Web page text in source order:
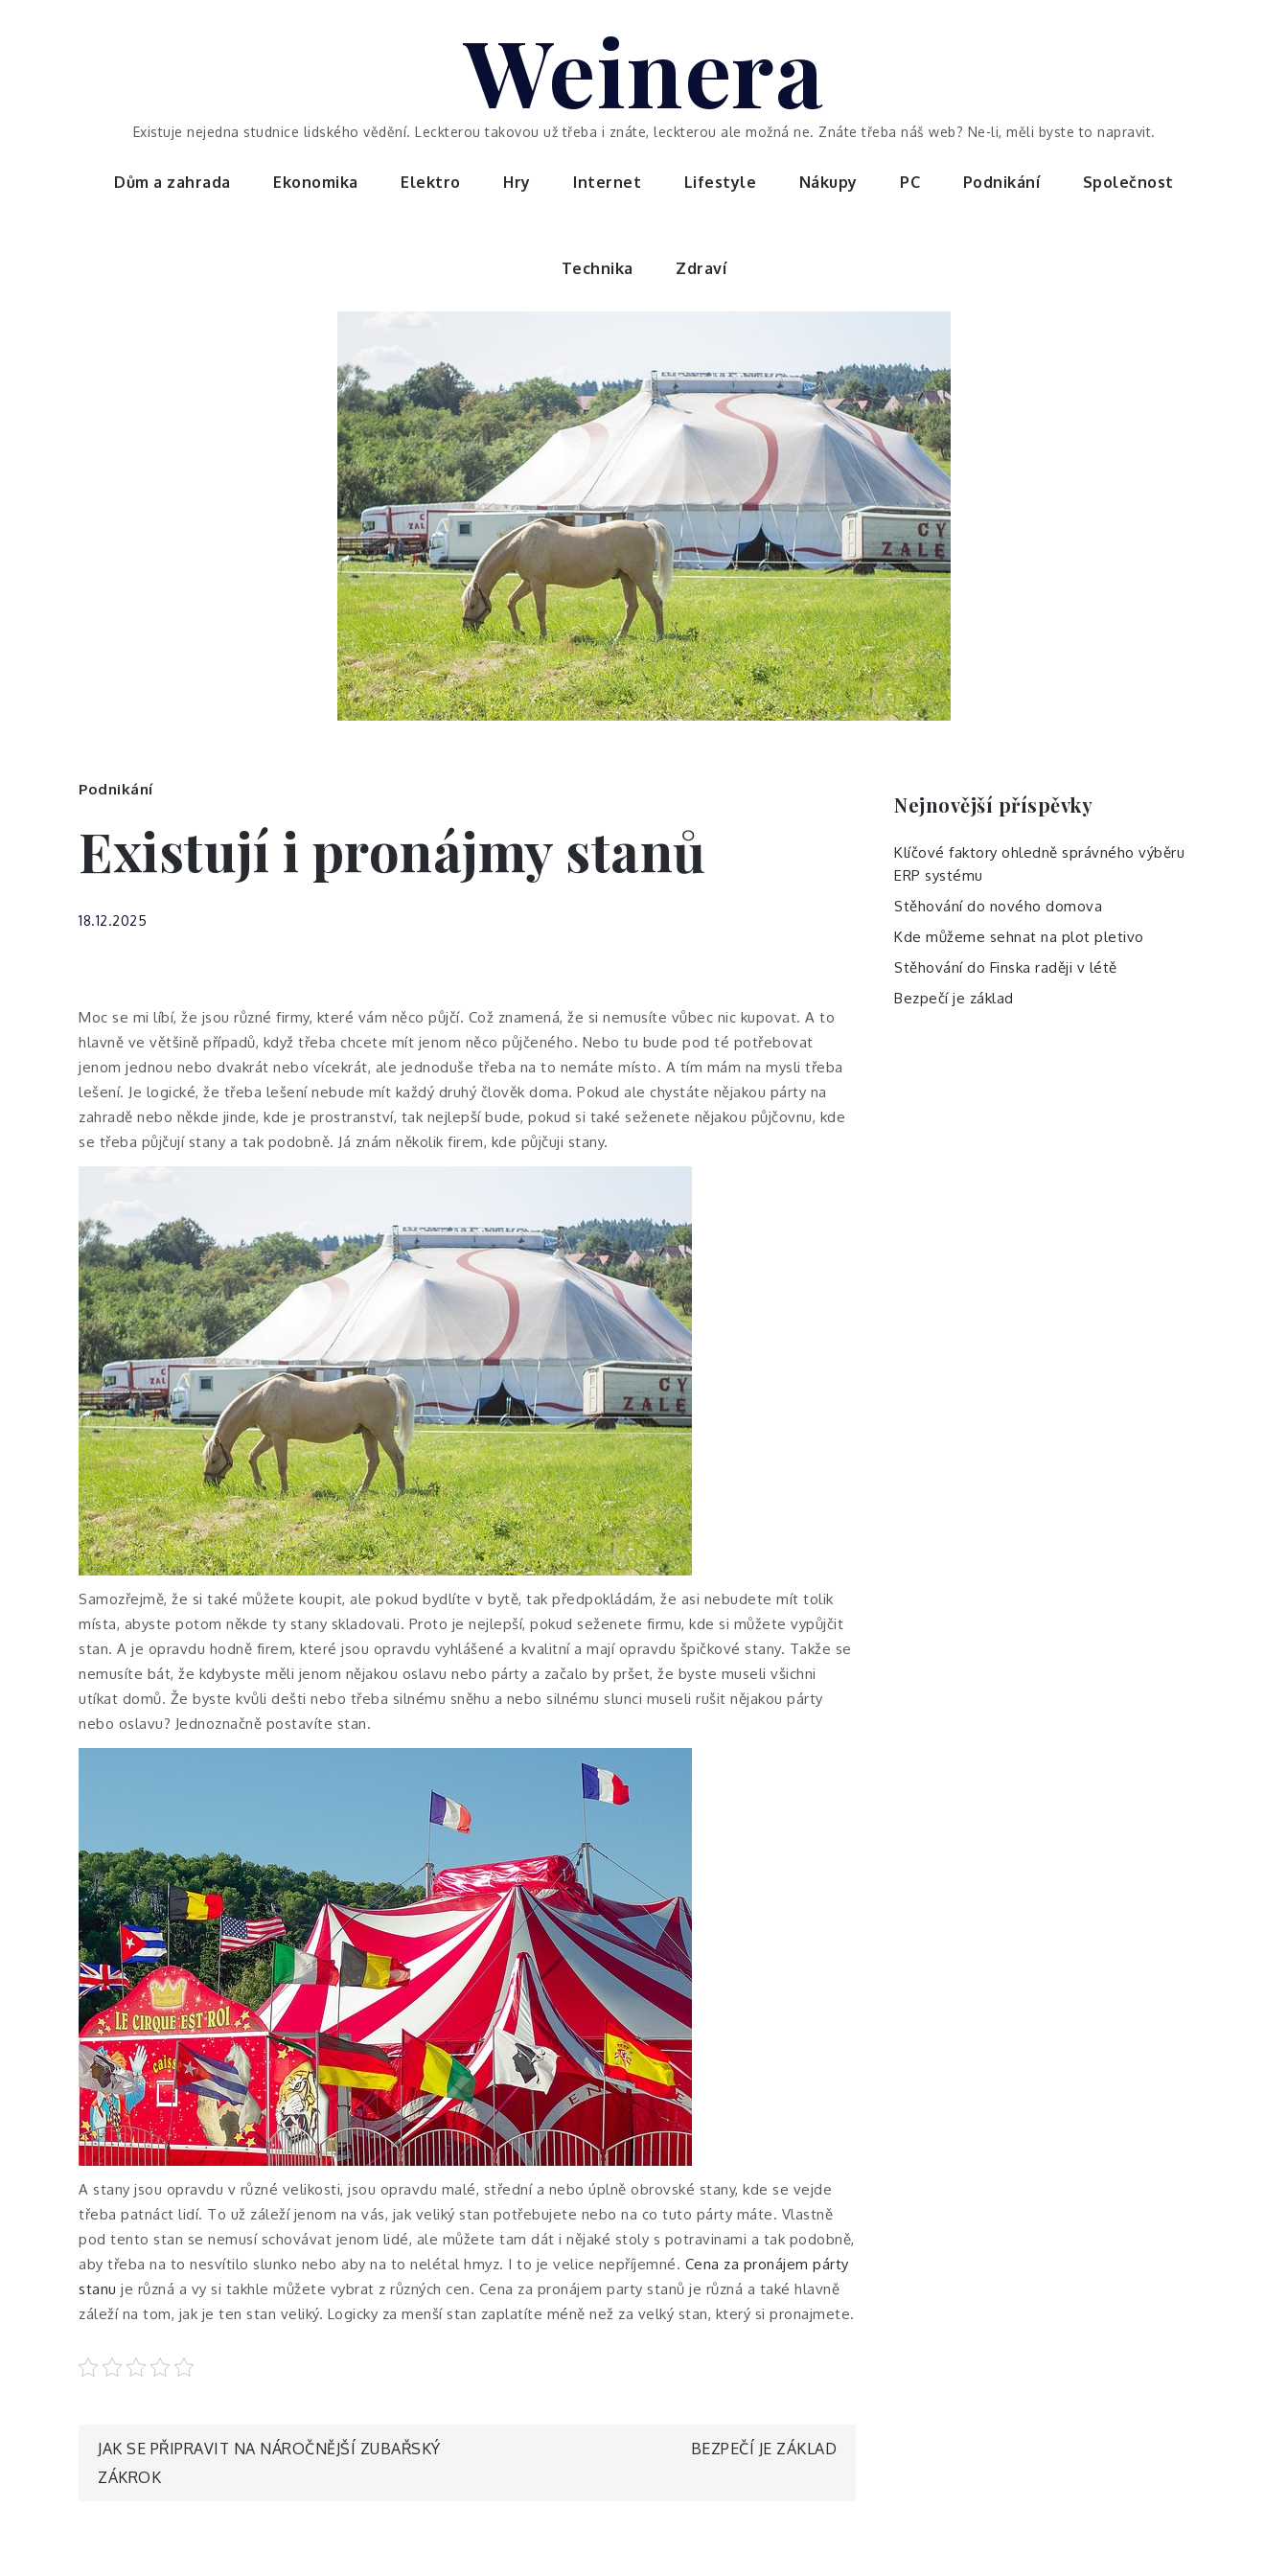
Weinera
Existuje nejedna studnice lidského vědění. Leckterou takovou už třeba i znáte, leckterou ale možná ne. Znáte třeba náš web? Ne-li, měli byste to napravit.
Dům a zahrada Ekonomika Elektro Hry Internet Lifestyle Nákupy PC Podnikání Společnost
Technika Zdraví
Podnikání
Existují i pronájmy stanů
18.12.2025
Moc se mi líbí, že jsou různé firmy, které vám něco půjčí. Což znamená, že si nemusíte vůbec nic kupovat. A to
hlavně ve většině případů, když třeba chcete mít jenom něco půjčeného. Nebo tu bude pod té potřebovat
jenom jednou nebo dvakrát nebo vícekrát, ale jednoduše třeba na to nemáte místo. A tím mám na mysli třeba
lešení. Je logické, že třeba lešení nebude mít každý druhý člověk doma. Pokud ale chystáte nějakou párty na
zahradě nebo někde jinde, kde je prostranství, tak nejlepší bude, pokud si také seženete nějakou půjčovnu, kde
se třeba půjčují stany a tak podobně. Já znám několik firem, kde půjčuji stany.
Samozřejmě, že si také můžete koupit, ale pokud bydlíte v bytě, tak předpokládám, že asi nebudete mít tolik
místa, abyste potom někde ty stany skladovali. Proto je nejlepší, pokud seženete firmu, kde si můžete vypůjčit
stan. A je opravdu hodně firem, které jsou opravdu vyhlášené a kvalitní a mají opravdu špičkové stany. Takže se
nemusíte bát, že kdybyste měli jenom nějakou oslavu nebo párty a začalo by pršet, že byste museli všichni
utíkat domů. Že byste kvůli dešti nebo třeba silnému sněhu a nebo silnému slunci museli rušit nějakou párty
nebo oslavu? Jednoznačně postavíte stan.
A stany jsou opravdu v různé velikosti, jsou opravdu malé, střední a nebo úplně obrovské stany, kde se vejde
třeba patnáct lidí. To už záleží jenom na vás, jak veliký stan potřebujete nebo na co tuto párty máte. Vlastně
pod tento stan se nemusí schovávat jenom lidé, ale můžete tam dát i nějaké stoly s potravinami a tak podobně,
aby třeba na to nesvítilo slunko nebo aby na to nelétal hmyz. I to je velice nepříjemné. Cena za pronájem párty
stanu je různá a vy si takhle můžete vybrat z různých cen. Cena za pronájem party stanů je různá a také hlavně
záleží na tom, jak je ten stan veliký. Logicky za menší stan zaplatíte méně než za velký stan, který si pronajmete.
Navigace
JAK SE PŘIPRAVIT NA NÁROČNĚJŠÍ ZUBAŘSKÝ
ZÁKROK
BEZPEČÍ JE ZÁKLAD
Nejnovější příspěvky
Klíčové faktory ohledně správného výběru
ERP systému
Stěhování do nového domova
Kde můžeme sehnat na plot pletivo
Stěhování do Finska raději v létě
Bezpečí je základ